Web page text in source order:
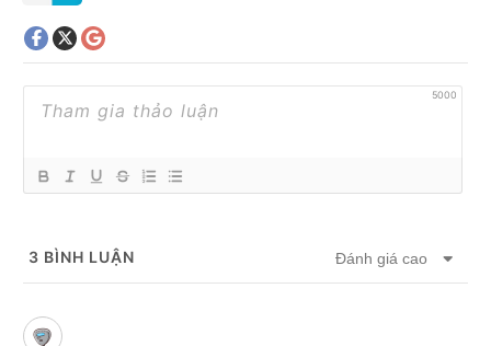
5000
3 BÌNH LUẬN Đánh giá cao